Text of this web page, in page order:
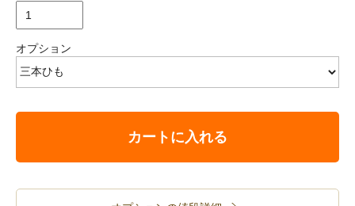
オプション
カートに入れる